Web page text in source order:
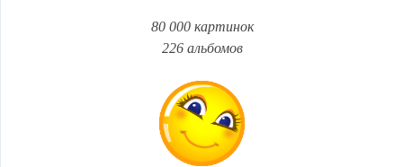
80 000 картинок
226 альбомов